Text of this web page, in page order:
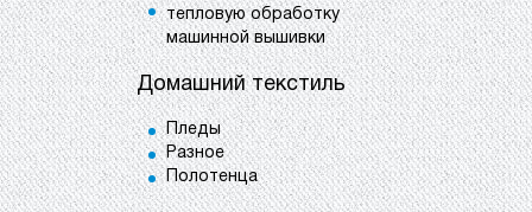
тепловую обработку
машинной вышивки
Домашний текстиль
Пледы
Разное
Полотенца